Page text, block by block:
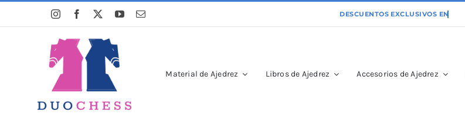
Material de Ajedrez Libros de Ajedrez Accesorios de Ajedrez